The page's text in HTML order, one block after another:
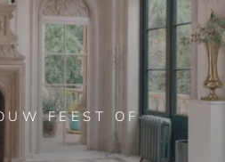
FEEST OF